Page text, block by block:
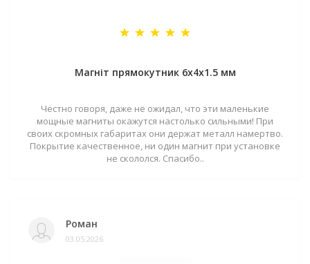
Магніт прямокутник 6х4х1.5 мм
Честно говоря, даже не ожидал, что эти маленькие
мощные магниты окажутся настолько сильными! При
своих скромных габаритах они держат металл намертво.
Покрытие качественное, ни один магнит при установке
не скололся. Спасибо..
Роман
03.05.2026